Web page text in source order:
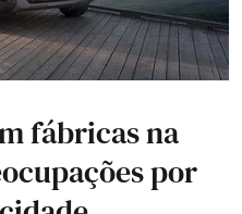
fábricas na
por